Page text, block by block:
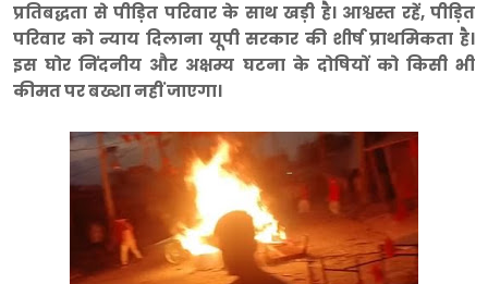
प्रतिबद्धता से पीड़ित परिवार के साथ खड़ी है। आश्वस्त रहें, पीड़ित
परिवार को न्याय दिलाना यूपी सरकार की शीर्ष प्राथमिकता है।
इस घोर निंदनीय और अक्षम्य घटना के दोषियों को किसी भी
कीमत पर बख्शा नहीं जाएगा।